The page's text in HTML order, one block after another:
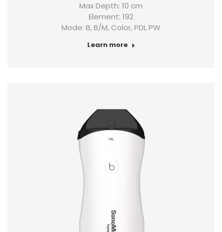
Max Depth: 10 cm
Element: 192
Mode: B, B/M, Color, PDI, PW
Learn more